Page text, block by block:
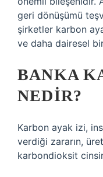
geri dönüşümü
şirketler karbon
ve daha dairesel
BANKA
NEDIR?
Karbon ayak izi,
verdiği zararın,
karbondioksit